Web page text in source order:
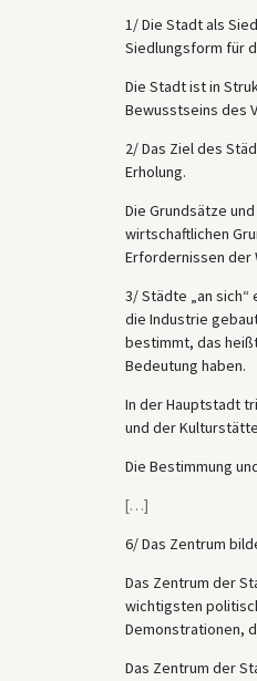
1/ Die Stadt als
Siedlungsform für
Die Stadt ist in
Bewusstseins des
2/ Das Ziel des
Erholung.
Die Grundsätze
wirtschaftlichen
Erfordernissen der
3/ Städte „an
die Industrie
bestimmt, das
Bedeutung haben.
In der Hauptstadt
und der
Die Bestimmung
[…]
6/ Das Zentrum
Das Zentrum der
wichtigsten
Demonstrationen,
Das Zentrum der